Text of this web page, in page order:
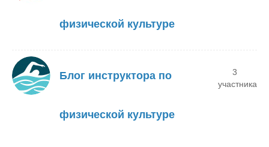
физической культуре
Блог инструктора по
физической культуре
3
участника